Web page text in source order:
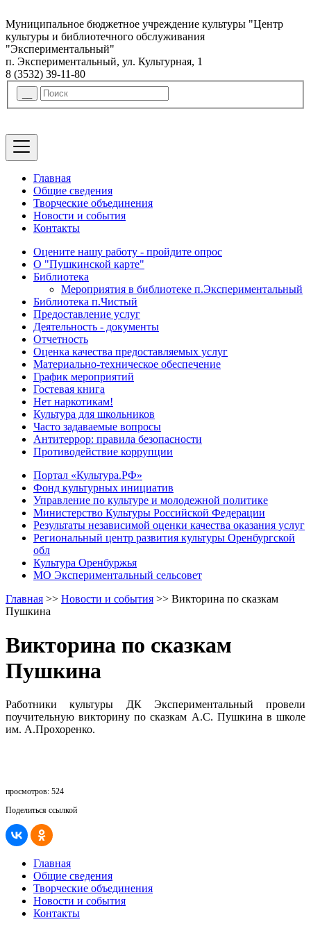
Муниципальное бюджетное учреждение культуры "Центр
культуры и библиотечного обслуживания
"Экспериментальный"
п. Экспериментальный, ул. Культурная, 1
8 (3532) 39-11-80
Главная
Общие сведения
Творческие объединения
Новости и события
Контакты
Оцените нашу работу - пройдите опрос
О "Пушкинской карте"
Библиотека
Мероприятия в библиотеке п.Экспериментальный
Библиотека п.Чистый
Предоставление услуг
Деятельность - документы
Отчетность
Оценка качества предоставляемых услуг
Материально-техническое обеспечение
График мероприятий
Гостевая книга
Нет наркотикам!
Культура для школьников
Часто задаваемые вопросы
Антитеррор: правила безопасности
Противодействие коррупции
Портал «Культура.РФ»
Фонд культурных инициатив
Управление по культуре и молодежной политике
Министерство Культуры Российской Федерации
Результаты независимой оценки качества оказания услуг
Региональный центр развития культуры Оренбургской
обл
Культура Оренбуржья
МО Экспериментальный сельсовет
Главная >> Новости и события >> Викторина по сказкам
Пушкина
Викторина по сказкам
Пушкина
Работники культуры ДК Экспериментальный провели
поучительную викторину по сказкам А.С. Пушкина в школе
им. А.Прохоренко.
просмотров: 524
Поделиться ссылкой
Главная
Общие сведения
Творческие объединения
Новости и события
Контакты